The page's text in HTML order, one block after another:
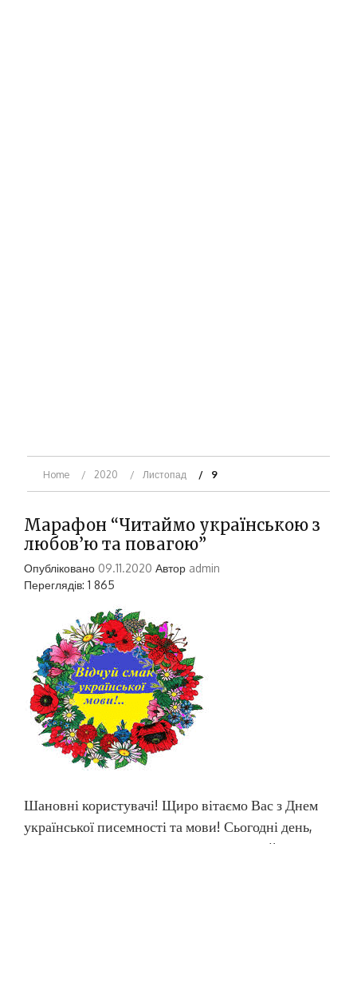
Home 2020 Листопад 9
Марафон “Читаймо українською з
любов’ю та повагою”
Опубліковано 09.11.2020 Автор admin
Переглядів: 1 865
Шановні користувачі! Щиро вітаємо Вас з Днем
української писемності та мови! Сьогодні день,
коли у нас є нагода вклонитися Слову в його